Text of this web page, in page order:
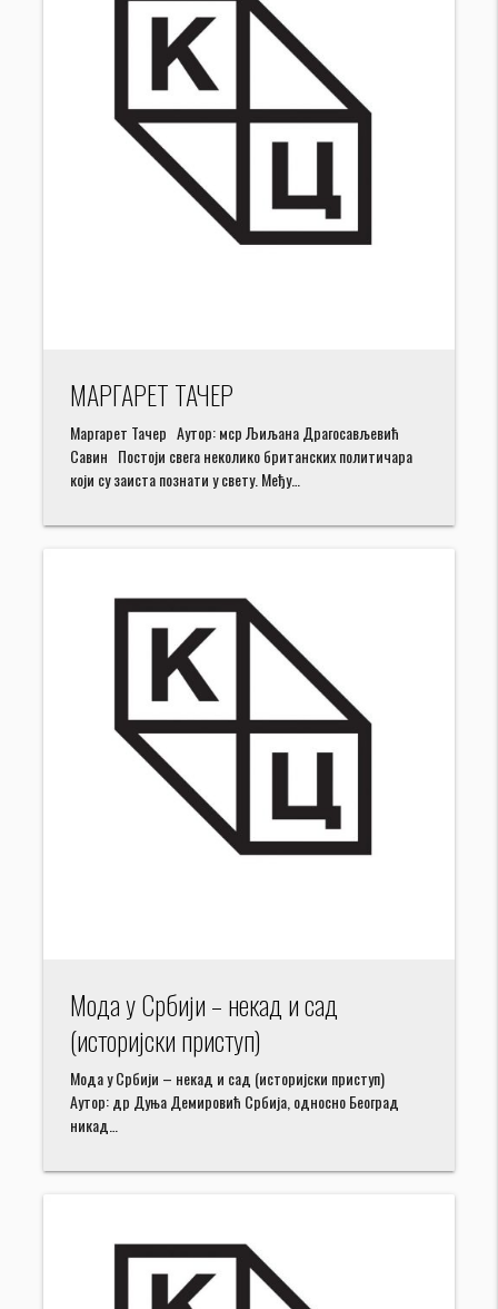
МАРГАРЕТ ТАЧЕР
Маргарет Тачер Аутор: мср Љиљана Драгосављевић
Савин Постоји свега неколико британских политичара
који су заиста познати у свету. Међу…
Мода у Србији – некад и сад
(историјски приступ)
Мода у Србији – некад и сад (историјски приступ)
Аутор: др Дуња Демировић Србија, односно Београд
никад…